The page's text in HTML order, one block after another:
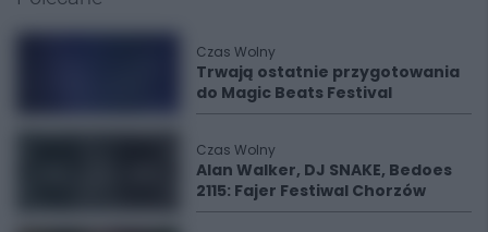
Czas Wolny
Trwają ostatnie przygotowania
do Magic Beats Festival
Czas Wolny
Alan Walker, DJ SNAKE, Bedoes
2115: Fajer Festiwal Chorzów